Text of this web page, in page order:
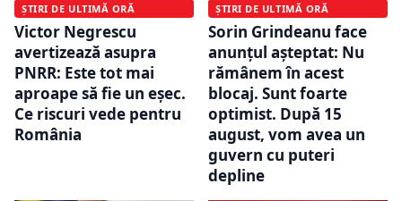
ȘTIRI DE ULTIMĂ ORĂ
Victor Negrescu
avertizează asupra
PNRR: Este tot mai
aproape să fie un eșec.
Ce riscuri vede pentru
România
ȘTIRI DE ULTIMĂ ORĂ
Sorin Grindeanu face
anunțul așteptat: Nu
rămânem în acest
blocaj. Sunt foarte
optimist. După 15
august, vom avea un
guvern cu puteri
depline